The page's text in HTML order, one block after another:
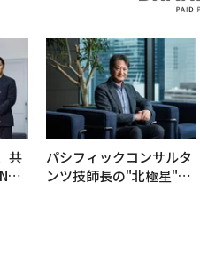
共
パシフィックコンサルタ
ンツ技師長の"北極星"。